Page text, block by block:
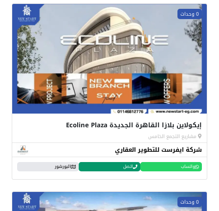
0 وحدات
إيكولاين بلازا القاهرة الجديدة Ecoline Plaza
مشاريع التجمع الخامس
شركة ايفرست للتطوير العقاري
واتساب اتصل البورشور
0 وحدات